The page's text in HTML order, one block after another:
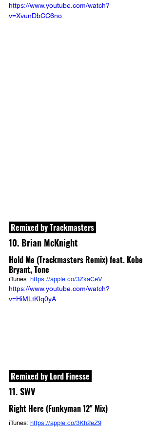
https://www.youtube.com/watch?
v=XvunDbCC6no
Remixed by Trackmasters
10. Brian McKnight
Hold Me (Trackmasters Remix) feat. Kobe
Bryant, Tone
iTunes: https://apple.co/3ZkaCeV
https://www.youtube.com/watch?
v=HiMLtKIq0yA
Remixed by Lord Finesse
11. SWV
Right Here (Funkyman 12" Mix)
iTunes: https://apple.co/3Kh2eZ9